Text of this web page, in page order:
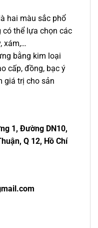
hai màu sắc phổ
có thể lựa chọn các
xám,…
bằng kim loại
cấp, đồng, bạc ý
giá trị cho sản
1, Đường DN10,
Q 12, Hồ Chí